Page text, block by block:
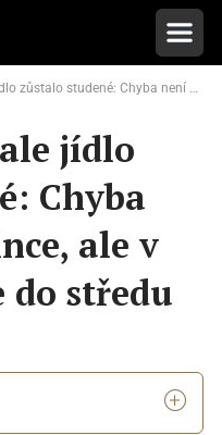
Chyba není v mikrovlnce, ale v umístění talíře do středu
jídlo
Chyba
ale v
středu